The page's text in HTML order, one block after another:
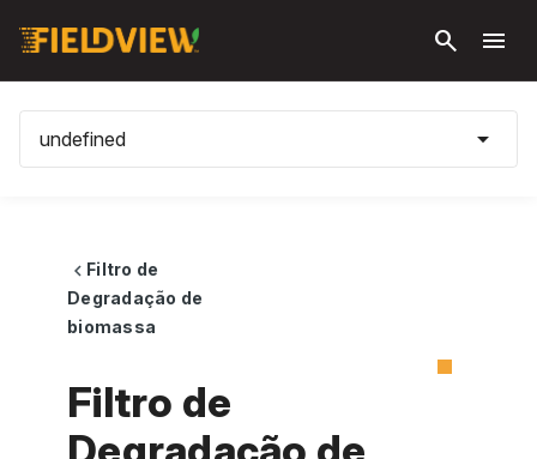
principal
search menu
undefined arrow_drop_down
chevron_leftFiltro de
Degradação de
biomassa
Filtro de